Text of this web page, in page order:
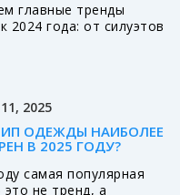
главные тренды
2024 года: от силуэтов
2025
ОДЕЖДЫ НАИБОЛЕЕ
В 2025 ГОДУ?
самая популярная
не тренд, а